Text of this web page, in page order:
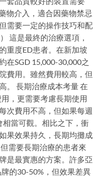
物介入，適合因藥物禁忌
需要一定的操作技巧和配
這是最終的治療選項，
重度ED患者。在新加坡
在SGD 15,000-30,000之
費用。雖然費用較高，但
。 長期治療成本考量 在
，更需要考慮長期使用
次費用不高，但如果每週
當可觀。相比之下，衝
果效果持久，長期均攤成
需要長期治療的患者來
是最實惠的方案。許多亞
的30-50%，但效果差異